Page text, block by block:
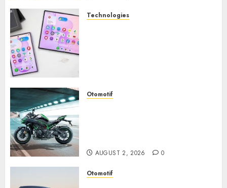
Technologies
Otomotif
AUGUST 2, 2026 0
Otomotif